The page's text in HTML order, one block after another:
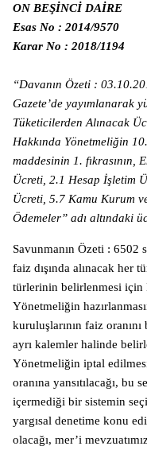
ON BEŞİNCİ DAİRE
Esas No : 2014/9570
Karar No : 2018/1194
“Davanın Özeti :
Gazete’de yayımlanarak
Tüketicilerden Alınacak
Hakkında Yönetmeliğin
maddesinin 1. fıkrasının,
Ücreti, 2.1 Hesap İşletim
Ücreti, 5.7 Kamu Kurum
Ödemeler” adı altındaki
Savunmanın Özeti : 6502
faiz dışında alınacak her
türlerinin belirlenmesi
Yönetmeliğin
kuruluşlarının faiz
ayrı kalemler halinde
Yönetmeliğin iptal
oranına yansıtılacağı, bu
içermediği bir sistemin
yargısal denetime konu
olacağı, mer’i